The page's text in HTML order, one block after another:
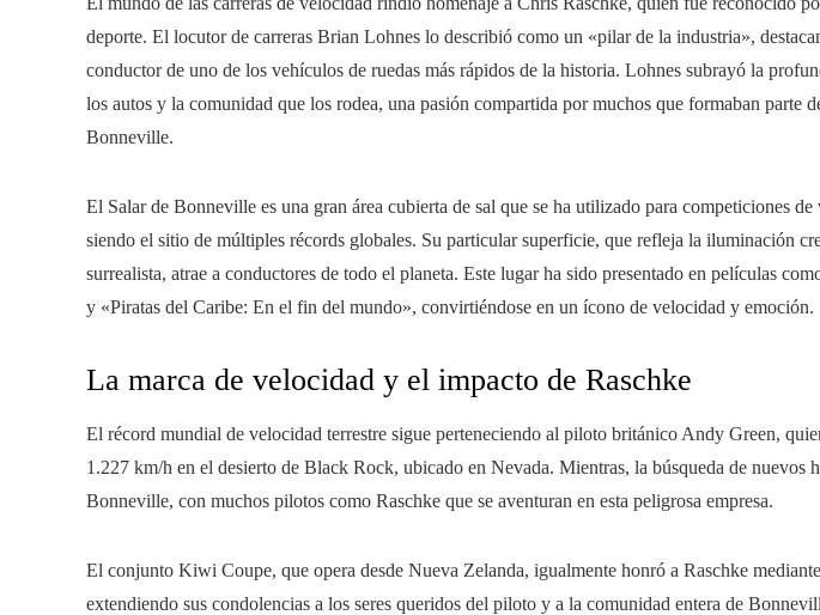
deporte. El locutor de carreras Brian Lohnes lo describió como un «pilar de la industria»,
conductor de uno de los vehículos de ruedas más rápidos de la historia. Lohnes subrayó la
los autos y la comunidad que los rodea, una pasión compartida por muchos que formaban parte
Bonneville.
El Salar de Bonneville es una gran área cubierta de sal que se ha utilizado para competiciones
siendo el sitio de múltiples récords globales. Su particular superficie, que refleja la iluminación
surrealista, atrae a conductores de todo el planeta. Este lugar ha sido presentado en películas
y «Piratas del Caribe: En el fin del mundo», convirtiéndose en un ícono de velocidad y emoción.
La marca de velocidad y el impacto de Raschke
El récord mundial de velocidad terrestre sigue perteneciendo al piloto británico Andy Green,
1.227 km/h en el desierto de Black Rock, ubicado en Nevada. Mientras, la búsqueda de nuevos
Bonneville, con muchos pilotos como Raschke que se aventuran en esta peligrosa empresa.
El conjunto Kiwi Coupe, que opera desde Nueva Zelanda, igualmente honró a Raschke
extendiendo sus condolencias a los seres queridos del piloto y a la comunidad entera de